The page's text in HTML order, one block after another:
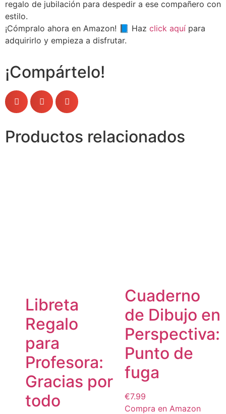
regalo de jubilación para despedir a ese compañero con
estilo.
¡Cómpralo ahora en Amazon! 📘 Haz click aquí para
adquirirlo y empieza a disfrutar.
¡Compártelo!
Productos relacionados
Libreta
Regalo
para
Profesora:
Gracias por
todo
Cuaderno
de Dibujo en
Perspectiva:
Punto de
fuga
€7.99
Compra en Amazon